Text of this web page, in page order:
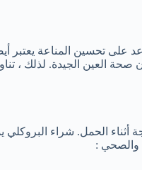
على تحسين المناعة يعتبر
العين الجيدة. لذلك ،
أثناء الحمل. شراء
والصحي :